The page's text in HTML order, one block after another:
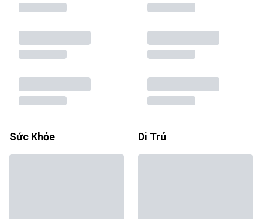
Sức Khỏe Di Trú